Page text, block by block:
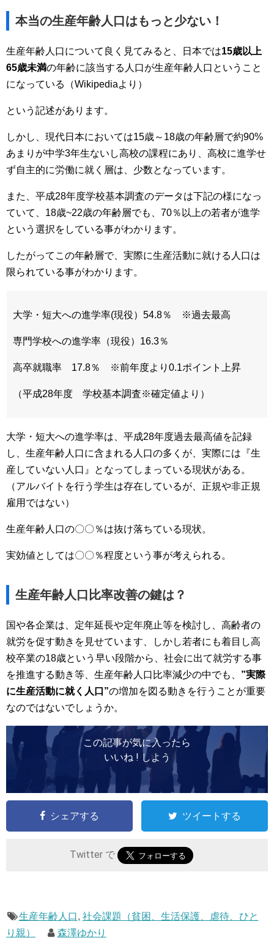
本当の生産年齢人口はもっと少ない！
生産年齢人口について良く見てみると、日本では15歳以上
65歳未満の年齢に該当する人口が生産年齢人口ということ
になっている（Wikipediaより）
という記述があります。
しかし、現代日本においては15歳～18歳の年齢層で約90%
あまりが中学3年生ないし高校の課程にあり、高校に進学せ
ず自主的に労働に就く層は、少数となっています。
また、平成28年度学校基本調査のデータは下記の様になっ
ていて、18歳~22歳の年齢層でも、70％以上の若者が進学
という選択をしている事がわかります。
したがってこの年齢層で、実際に生産活動に就ける人口は
限られている事がわかります。
大学・短大への進学率(現役）54.8％ ※過去最高
専門学校への進学率（現役）16.3％
高卒就職率 17.8％ ※前年度より0.1ポイント上昇
（平成28年度 学校基本調査※確定値より）
大学・短大への進学率は、平成28年度過去最高値を記録
し、生産年齢人口に含まれる人口の多くが、実際には『生
産していない人口』となってしまっている現状がある。
（アルバイトを行う学生は存在しているが、正規や非正規
雇用ではない）
生産年齢人口の〇〇％は抜け落ちている現状。
実効値としては〇〇％程度という事が考えられる。
生産年齢人口比率改善の鍵は？
国や各企業は、定年延長や定年廃止等を検討し、高齢者の
就労を促す動きを見せています、しかし若者にも着目し高
校卒業の18歳という早い段階から、社会に出て就労する事
を推進する動き等、生産年齢人口比率減少の中でも、 ”実際
に生産活動に就く人口”の増加を図る動きを行うことが重要
なのではないでしょうか。
この記事が気に入ったら
いいね ! しよう
シェアする ツイートする
Twitter で
生産年齢人口, 社会課題（貧困、生活保護、虐待、ひと
り親）
森澤ゆかり